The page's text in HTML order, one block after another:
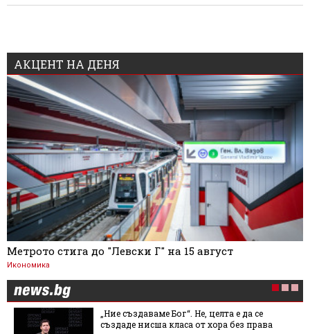
АКЦЕНТ НА ДЕНЯ
Метрото стига до "Левски Г" на 15 август
Икономика
„Ние създаваме Бог“. Не, целта е да се
създаде нисша класа от хора без права